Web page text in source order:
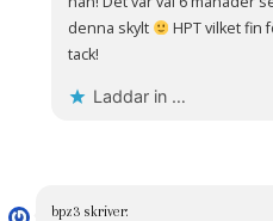
denna skylt
HPT vilket fin
tack!
Laddar in …
bpz3 skriver: